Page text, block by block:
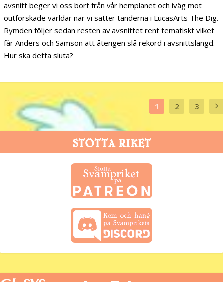
avsnitt beger vi oss bort från vår hemplanet och iväg mot
outforskade världar när vi sätter tänderna i LucasArts The Dig.
Rymden följer sedan resten av avsnittet rent tematiskt vilket
får Anders och Samson att återigen slå rekord i avsnittslängd.
Hur ska detta sluta?
1 2 3
STÖTTA RIKET